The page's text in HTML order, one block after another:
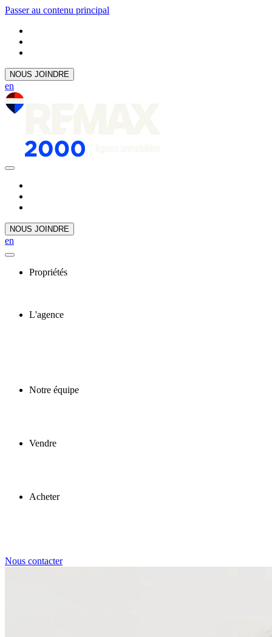
Passer au contenu principal
NOUS JOINDRE
en
NOUS JOINDRE
en
Propriétés
L'agence
Notre équipe
Vendre
Acheter
Nous contacter